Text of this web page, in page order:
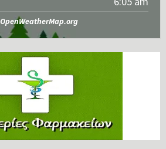
OpenWeatherMap.org